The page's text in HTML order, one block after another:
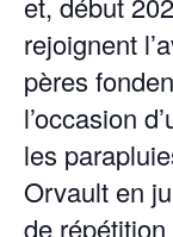
rejoignent
pères
l’occasion
les
Orvault en
de